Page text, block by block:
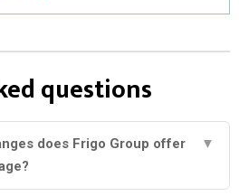
questions
does Frigo Group offer
▼